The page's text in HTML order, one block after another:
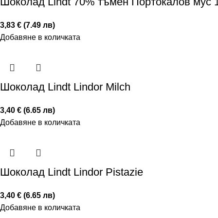
3,83 € (7.49 лв)
Добавяне в количката
Шоколад Lindt Lindor Milch
3,40 € (6.65 лв)
Добавяне в количката
Шоколад Lindt Lindor Pistazie
3,40 € (6.65 лв)
Добавяне в количката